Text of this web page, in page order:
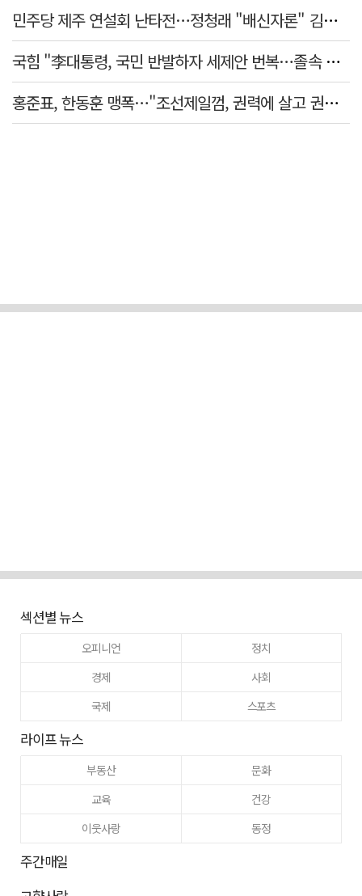
민주당 제주 연설회 난타전…정청래 "배신자론" 김민석 "관리 무능"
국힘 "李대통령, 국민 반발하자 세제안 번복…졸속 국정 즉각 중단"
홍준표, 한동훈 맹폭…"조선제일껌, 권력에 살고 권력에 죽었다"
섹션별 뉴스
오피니언
정치
경제
사회
국제
스포츠
라이프 뉴스
부동산
문화
교육
건강
이웃사랑
동정
주간매일